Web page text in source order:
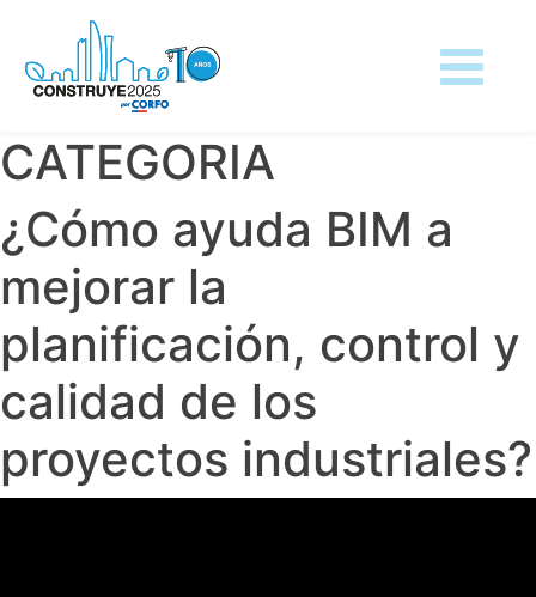
content
CATEGORIA
CATEGORIA
CATEGORIA
¿Cómo ayuda BIM a
mejorar la
planificación, control y
calidad de los
proyectos industriales?